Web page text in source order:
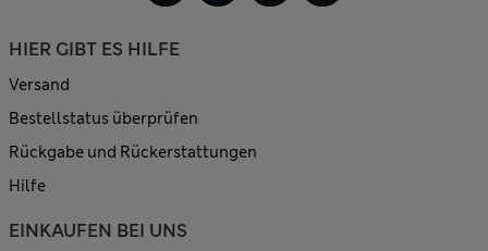
HIER GIBT ES HILFE
Versand
Bestellstatus überprüfen
Rückgabe und Rückerstattungen
Hilfe
EINKAUFEN BEI UNS